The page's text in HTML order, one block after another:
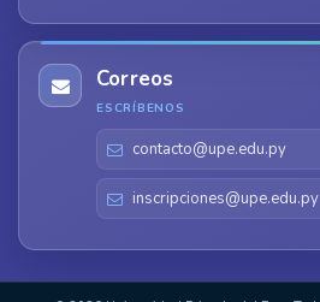
Correos
ESCRÍBENOS
contacto@upe.edu.py
inscripciones@upe.edu.py